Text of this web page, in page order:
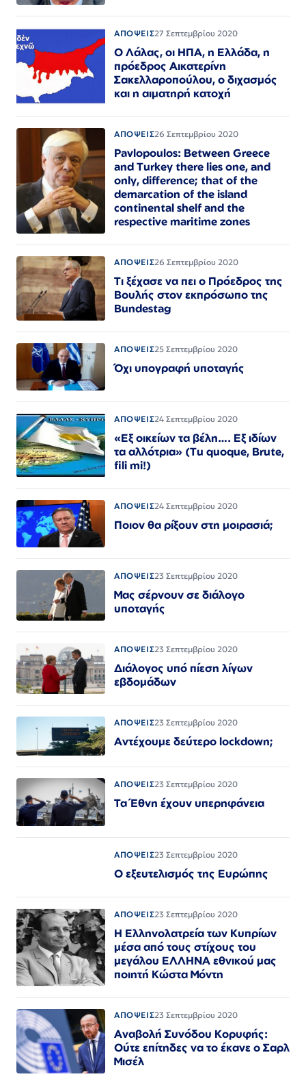
ΑΠΟΨΕΙΣ27 Σεπτεμβρίου 2020
Ο Λάλας, οι ΗΠΑ, η Ελλάδα, η
πρόεδρος Αικατερίνη
Σακελλαροπούλου, ο διχασμός
και η αιματηρή κατοχή
ΑΠΟΨΕΙΣ26 Σεπτεμβρίου 2020
Pavlopoulos: Βetween Greece
and Turkey there lies one, and
only, difference; that of the
demarcation of the island
continental shelf and the
respective maritime zones
ΑΠΟΨΕΙΣ26 Σεπτεμβρίου 2020
Τι ξέχασε να πει ο Πρόεδρος της
Βουλής στον εκπρόσωπο της
Bundestag
ΑΠΟΨΕΙΣ25 Σεπτεμβρίου 2020
Όχι υπογραφή υποταγής
ΑΠΟΨΕΙΣ24 Σεπτεμβρίου 2020
«Εξ οικείων τα βέλη…. Εξ ιδίων
τα αλλότρια» (Tu quoque, Brute,
fili mi!)
ΑΠΟΨΕΙΣ24 Σεπτεμβρίου 2020
Ποιον θα ρίξουν στη μοιρασιά;
ΑΠΟΨΕΙΣ23 Σεπτεμβρίου 2020
Μας σέρνουν σε διάλογο
υποταγής
ΑΠΟΨΕΙΣ23 Σεπτεμβρίου 2020
Διάλογος υπό πίεση λίγων
εβδομάδων
ΑΠΟΨΕΙΣ23 Σεπτεμβρίου 2020
Αντέχουμε δεύτερο lockdown;
ΑΠΟΨΕΙΣ23 Σεπτεμβρίου 2020
Τα Έθνη έχουν υπερηφάνεια
ΑΠΟΨΕΙΣ23 Σεπτεμβρίου 2020
Ο εξευτελισμός της Ευρώπης
ΑΠΟΨΕΙΣ23 Σεπτεμβρίου 2020
Η Ελληνολατρεία των Κυπρίων
μέσα από τους στίχους του
μεγάλου ΕΛΛΗΝΑ εθνικού μας
ποιητή Κώστα Μόντη
ΑΠΟΨΕΙΣ23 Σεπτεμβρίου 2020
Αναβολή Συνόδου Κορυφής:
Ούτε επίτηδες να το έκανε ο Σαρλ
Μισέλ